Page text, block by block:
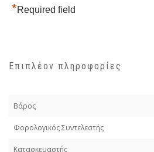
*Required field
Επιπλέον πληροφορίες
Βάρος
Φορολογικός Συντελεστής
Κατασκευαστής